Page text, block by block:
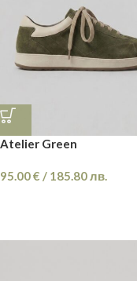
Atelier Green
95.00€ / 185.80лв.